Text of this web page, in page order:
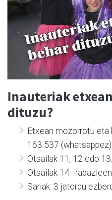
Inauteriak
dituzu?
Etxean mozorrotu eta
163 537 (whatsappez).
Otsailak 11, 12 edo
Otsailak 14:
Sariak: 3 jatordu